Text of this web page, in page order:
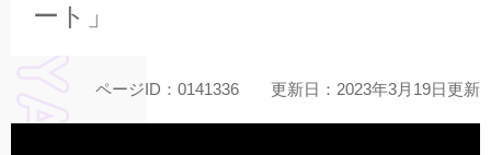
ート」
ページID：0141336 更新日：2023年3月19日更新